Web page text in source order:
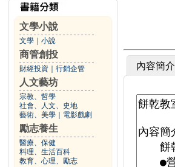
文學小說
文學 小說
商管創投
財經投資 行銷企管
人文藝坊
宗教、哲學
社會、人文、史地
藝術、美學
電影戲劇
勵志養生
醫療、保健
料理、生活百科
教育、心理、勵志
內容簡介